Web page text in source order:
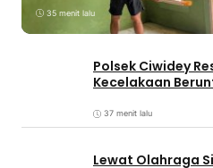
35 menit lalu
Polsek Ciwidey
Kecelakaan
37 menit lalu
Lewat Olahraga